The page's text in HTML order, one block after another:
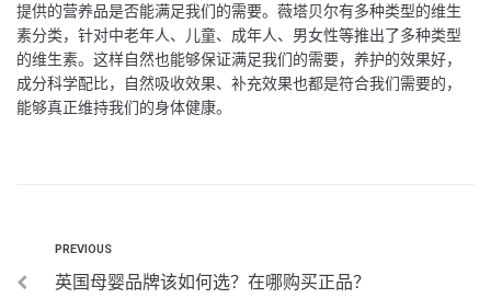
提供的营养品是否能满足我们的需要。薇塔贝尔有多种类型的维生
素分类，针对中老年人、儿童、成年人、男女性等推出了多种类型
的维生素。这样自然也能够保证满足我们的需要，养护的效果好，
成分科学配比，自然吸收效果、补充效果也都是符合我们需要的，
能够真正维持我们的身体健康。
PREVIOUS
英国母婴品牌该如何选？在哪购买正品？